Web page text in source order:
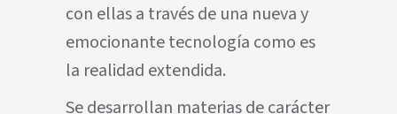
con ellas a través de una nueva y
emocionante tecnología como es
la realidad extendida.
Se desarrollan materias de carácter